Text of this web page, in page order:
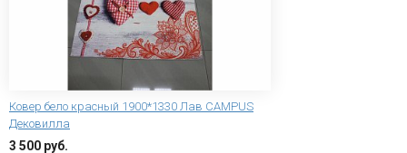
Ковер бело красный 1900*1330 Лав CAMPUS
Дековилла
3 500 руб.